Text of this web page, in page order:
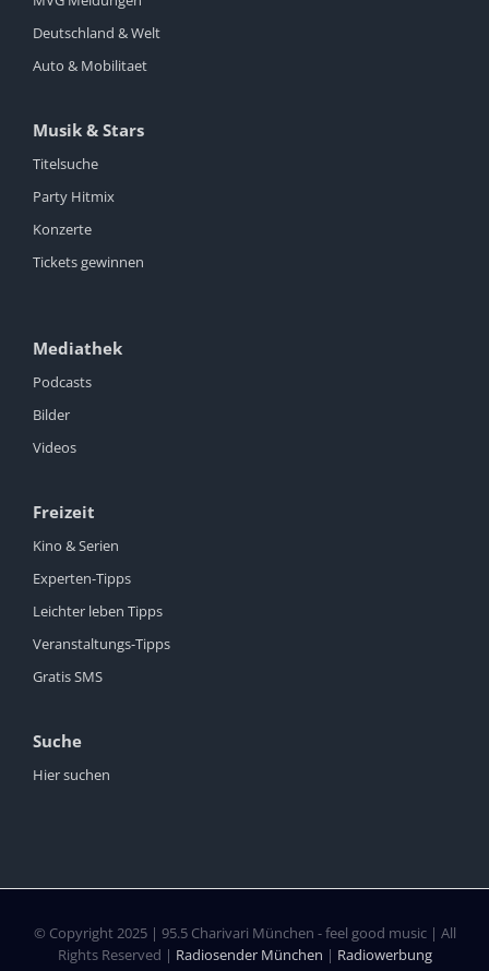
Deutschland & Welt
Auto & Mobilitaet
Musik & Stars
Titelsuche
Party Hitmix
Konzerte
Tickets gewinnen
Mediathek
Podcasts
Bilder
Videos
Freizeit
Kino & Serien
Experten-Tipps
Leichter leben Tipps
Veranstaltungs-Tipps
Gratis SMS
Suche
Hier suchen
© Copyright 2025 | 95.5 Charivari München - feel good music | All
Rights Reserved | Radiosender München | Radiowerbung